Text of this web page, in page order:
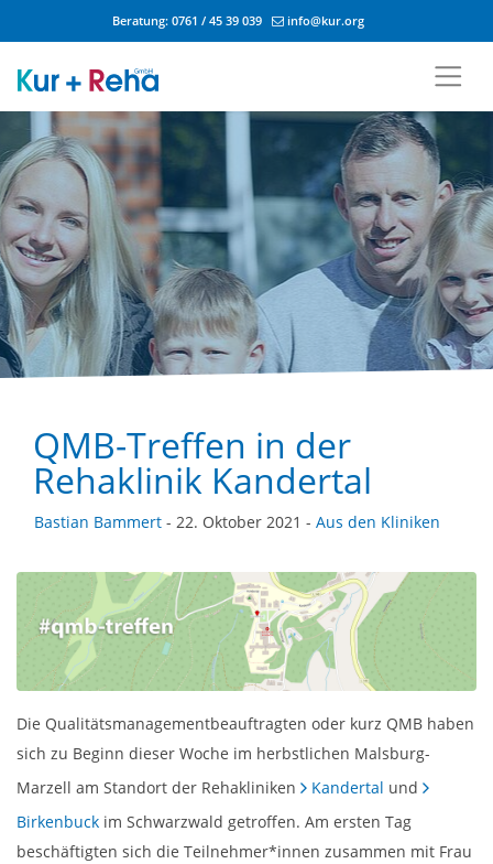
Beratung: 0761 / 45 39 039 info@kur.org
QMB-Treffen in der
Rehaklinik Kandertal
Bastian Bammert - 22. Oktober 2021 - Aus den Kliniken
Die Qualitätsmanagementbeauftragten oder kurz QMB haben
sich zu Beginn dieser Woche im herbstlichen Malsburg-
Marzell am Standort der Rehakliniken
Kandertal und
Birkenbuck im Schwarzwald getroffen. Am ersten Tag
beschäftigten sich die Teilnehmer*innen zusammen mit Frau